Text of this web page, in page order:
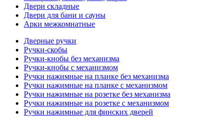
Двери складные
Двери для бани и сауны
Арки межкомнатные
Дверные ручки
Ручки-скобы
Ручки-кнобы без механизма
Ручки-кнобы с механизмом
Ручки нажимные на планке без механизма
Ручки нажимные на планке с механизмом
Ручки нажимные на розетке без механизма
Ручки нажимные на розетке с механизмом
Ручки нажимные для финских дверей